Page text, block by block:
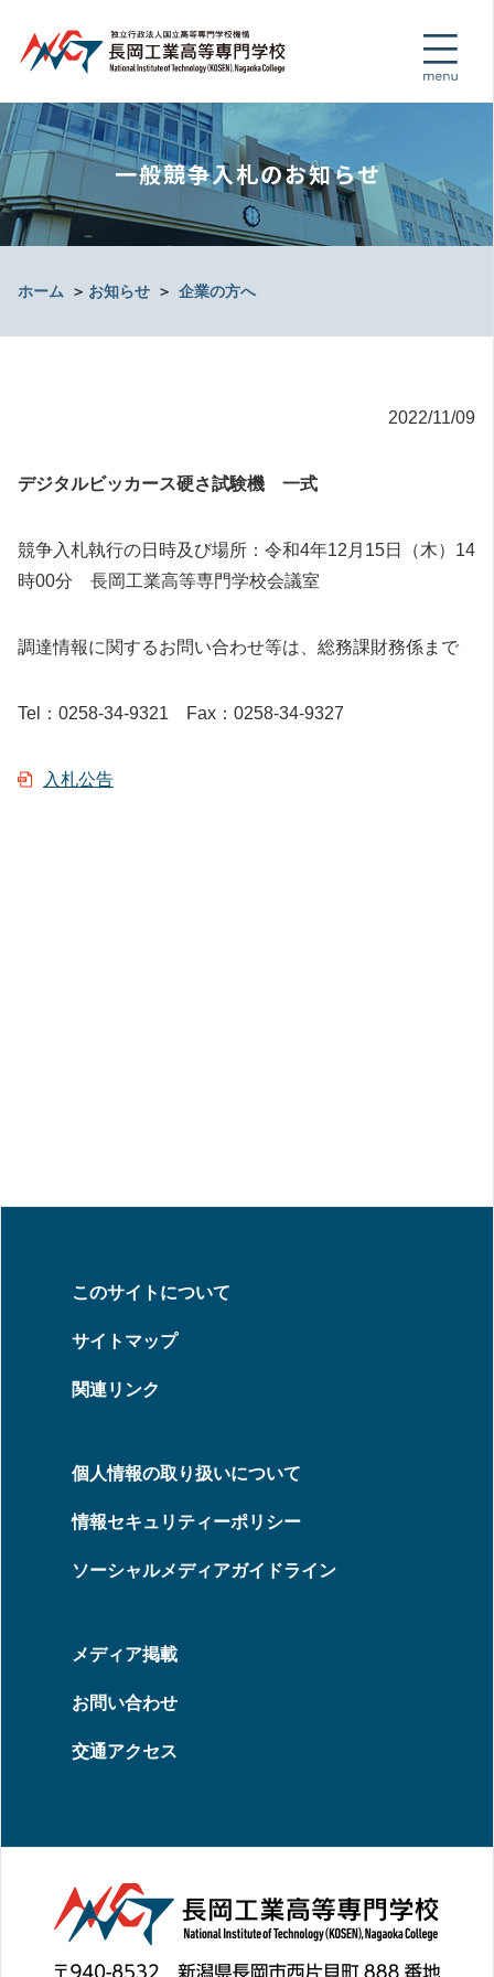
一般競争入札のお知らせ
ホーム ＞ お知らせ ＞ 企業の方へ
2022/11/09
デジタルビッカース硬さ試験機 一式
競争入札執行の日時及び場所：令和4年12月15日（木）14
時00分 長岡工業高等専門学校会議室
調達情報に関するお問い合わせ等は、総務課財務係まで
Tel：0258-34-9321 Fax：0258-34-9327
入札公告
このサイトについて
サイトマップ
関連リンク
個人情報の取り扱いについて
情報セキュリティーポリシー
ソーシャルメディアガイドライン
メディア掲載
お問い合わせ
交通アクセス